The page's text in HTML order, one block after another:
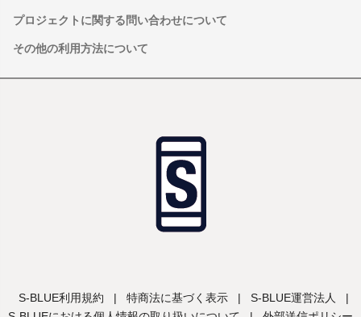
プロジェクトに関する問い合わせについて
その他の利用方法について
S-BLUE利用規約 | 特商法に基づく表示 | S-BLUE運営法人
|